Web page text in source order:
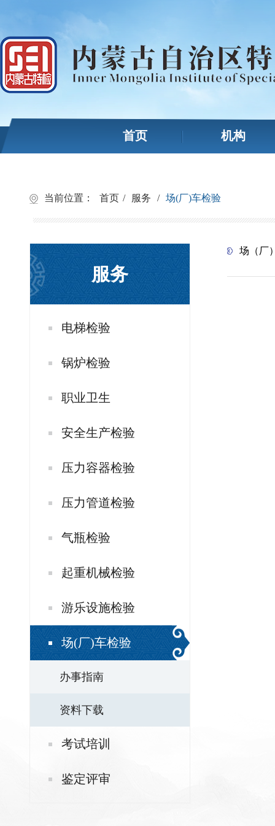
首页 机构
当前位置： 首页 / 服务 / 场(厂)车检验
服务
电梯检验
锅炉检验
职业卫生
安全生产检验
压力容器检验
压力管道检验
气瓶检验
起重机械检验
游乐设施检验
场(厂)车检验
办事指南
资料下载
考试培训
鉴定评审
场（厂